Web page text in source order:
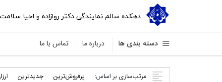
دهکده سالم نمایندگی دکتر روازاده و احیا
دسته بندی ها درباره ما تماس با ما
مرتب‌سازی بر اساس: پرفروش‌ترین جدید‌ترین